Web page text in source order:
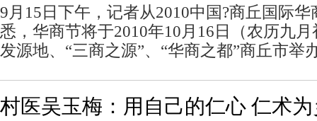
9月15日下午，记者从2010中国?商丘国际
悉，华商节将于2010年10月16日（农历九
发源地、“三商之源”、“华商之都”商丘市举
村医吴玉梅：用自己的仁心 仁术